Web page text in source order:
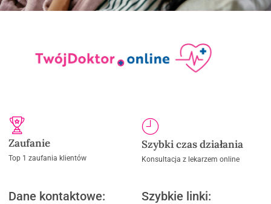
Zaufanie
Top 1 zaufania klientów
Szybki czas działania
Konsultacja z lekarzem online
Dane kontaktowe: Szybkie linki: